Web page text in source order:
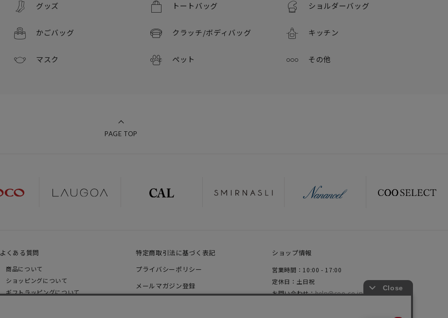
グッズ トートバッグ ショルダーバッグ
かごバッグ クラッチ/ボディバッグ キッチン
マスク ペット その他
PAGE TOP
よくある質問
商品について
ショッピングについて
ギフトラッピングについて
特定商取引法に基づく表記
プライバシーポリシー
メールマガジン登録
ショップ情報
営業時間：10:00 - 17:00
定休日：土日祝
お問い合わせ：help@coo-co.jp